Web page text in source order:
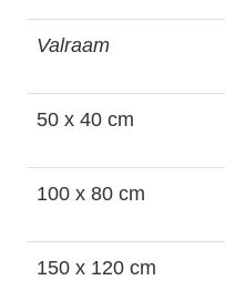
Valraam
50 x 40 cm
100 x 80 cm
150 x 120 cm